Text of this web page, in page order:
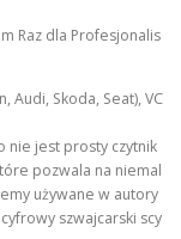
Raz dla Profesjonalis
Audi, Skoda, Seat), VC
nie jest prosty czytnik
pozwala na niemal
używane w autory
szwajcarski scy